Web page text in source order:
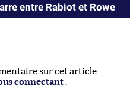
entre Rabiot et Rowe
sur cet article.
connectant